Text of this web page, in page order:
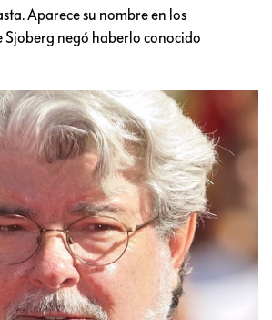
Aparece su nombre en los
Sjoberg negó haberlo conocido